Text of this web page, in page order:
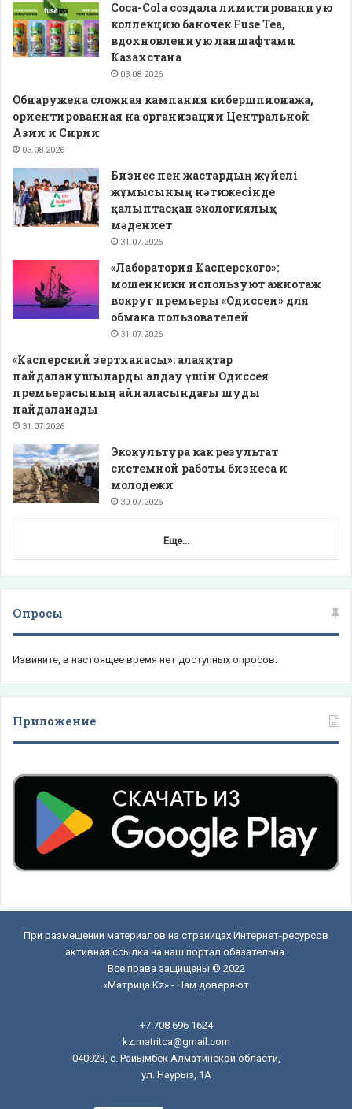
Coca-Cola создала лимитированную
коллекцию баночек Fuse Tea,
вдохновленную ланшафтами
Казахстана
03.08.2026
Обнаружена сложная кампания кибершпионажа,
ориентированная на организации Центральной
Азии и Сирии
03.08.2026
Бизнес пен жастардың жүйелі
жұмысының нәтижесінде
қалыптасқан экологиялық
мәдениет
31.07.2026
«Лаборатория Касперского»:
мошенники используют ажиотаж
вокруг премьеры «Одиссеи» для
обмана пользователей
31.07.2026
«Касперский зертханасы»: алаяқтар
пайдаланушыларды алдау үшін Одиссея
премьерасының айналасындағы шуды
пайдаланады
31.07.2026
Экокультура как результат
системной работы бизнеса и
молодежи
30.07.2026
Еще...
Опросы
Извините, в настоящее время нет доступных опросов.
Приложение
При размещении материалов на страницах Интернет-ресурсов
активная ссылка на наш портал обязательна.
Все права защищены © 2022
«Матрица.Kz» - Нам доверяют
+7 708 696 1624
kz.matritca@gmail.com
040923, с. Райымбек Алматинской области,
ул. Наурыз, 1А